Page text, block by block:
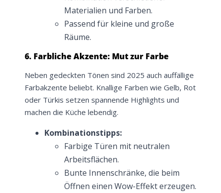
Materialien und Farben.
Passend für kleine und große
Räume.
6. Farbliche Akzente: Mut zur Farbe
Neben gedeckten Tönen sind 2025 auch auffällige
Farbakzente beliebt. Knallige Farben wie Gelb, Rot
oder Türkis setzen spannende Highlights und
machen die Küche lebendig.
Kombinationstipps:
Farbige Türen mit neutralen
Arbeitsflächen.
Bunte Innenschränke, die beim
Öffnen einen Wow-Effekt erzeugen.
Jetzt5% Rabatt
auf Ihre erste Bestellung sichern!